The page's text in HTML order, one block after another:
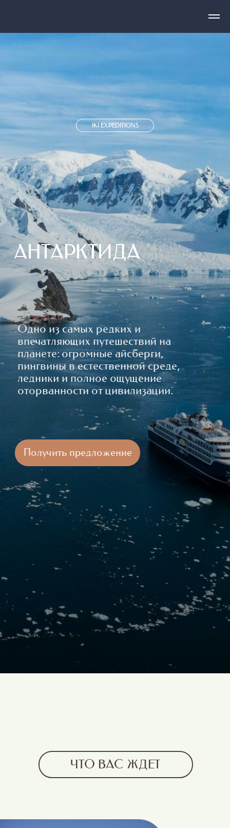
АНТАРКТИДА
IKI EXPEDITIONS
Одно из самых редких и
впечатляющих путешествий на
планете: огромные айсберги,
пингвины в естественной среде,
ледники и полное ощущение
оторванности от цивилизации.
Получить предложение
ЧТО ВАС ЖДЕТ